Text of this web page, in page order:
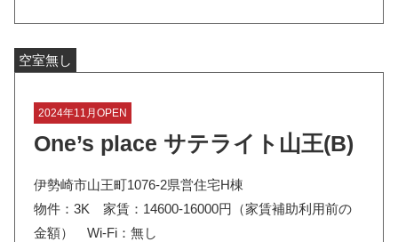
空室無し
2024年11月OPEN
One’s place サテライト山王(B)
伊勢崎市山王町1076-2県営住宅H棟
物件：3K 家賃：14600-16000円（家賃補助利用前の
金額） Wi-Fi：無し